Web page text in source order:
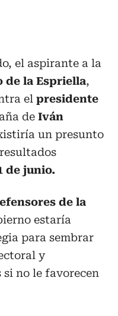
el aspirante a la
de la Espriella,
el presidente
de Iván
un presunto
de junio.
de la
estaría
para sembrar
y
si no le favorecen